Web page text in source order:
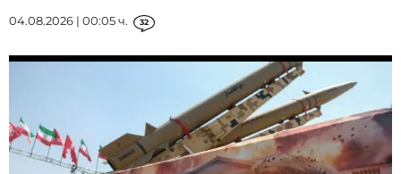
04.08.2026 | 00:05 ч. 32